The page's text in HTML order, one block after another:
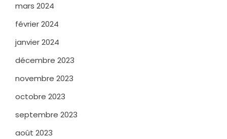
mars 2024
février 2024
janvier 2024
décembre 2023
novembre 2023
octobre 2023
septembre 2023
août 2023